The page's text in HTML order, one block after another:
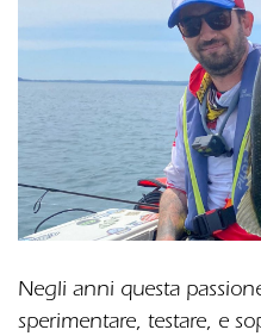
Negli anni questa
sperimentare, testare, e